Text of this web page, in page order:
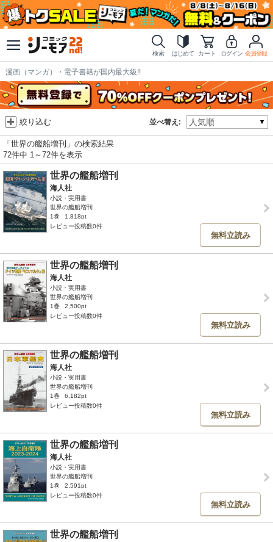
検索 はじめて カート ログイン 会員登録
漫画（マンガ）・電子書籍が国内最大級!!
並べ替え:
絞り込む
「世界の艦船増刊」の検索結果
72件中 1～72件を表示
世界の艦船増刊
海人社
小説・実用書
世界の艦船増刊
1巻
1,818pt
レビュー投稿数0件
無料立読み
世界の艦船増刊
海人社
小説・実用書
世界の艦船増刊
1巻
2,500pt
レビュー投稿数0件
無料立読み
世界の艦船増刊
海人社
小説・実用書
世界の艦船増刊
1巻
6,182pt
レビュー投稿数0件
無料立読み
世界の艦船増刊
海人社
小説・実用書
世界の艦船増刊
1巻
2,591pt
レビュー投稿数0件
無料立読み
世界の艦船増刊